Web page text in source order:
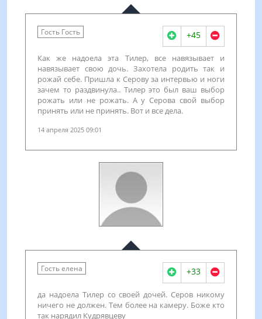
Гость Гость +45
Как же надоела эта Тилер, все навязывает и
навязывает свою дочь. Захотела родить так и
рожай себе. Пришла к Серову за интервью и ноги
зачем то раздвинула.. Тилер это был ваш выбор
рожать или не рожать. А у Серова свой выбор
принять или не принять. Вот и все дела.
14 апреля 2025 09:01
Гость елена +33
да надоела Тилер со своей дочей. Серов никому
ничего не должен. Тем более на камеру. Боже кто
так нарядил Кудрявцеву